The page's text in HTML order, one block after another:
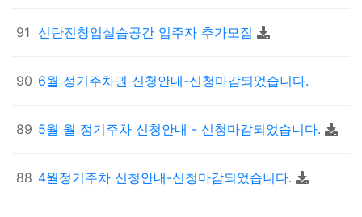
91 신탄진창업실습공간 입주자 추가모집
90 6월 정기주차권 신청안내-신청마감되었습니다.
89 5월 월 정기주차 신청안내 - 신청마감되었습니다.
88 4월정기주차 신청안내-신청마감되었습니다.